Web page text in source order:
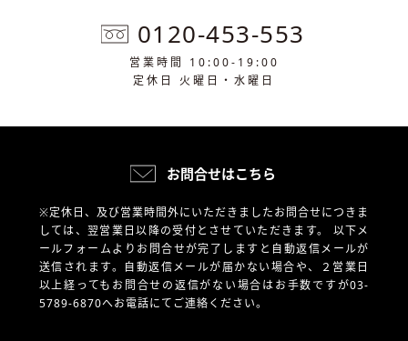
0120-453-553
営業時間 10:00-19:00
定休日 火曜日・水曜日
お問合せはこちら
※定休日、及び営業時間外にいただきましたお問合せにつきま
しては、翌営業日以降の受付とさせていただきます。 以下メ
ールフォームよりお問合せが完了しますと自動返信メールが
送信されます。自動返信メールが届かない場合や、
２営業日
以上経ってもお問合せの返信がない場合はお手数ですが03-
5789-6870へお電話にてご連絡ください。